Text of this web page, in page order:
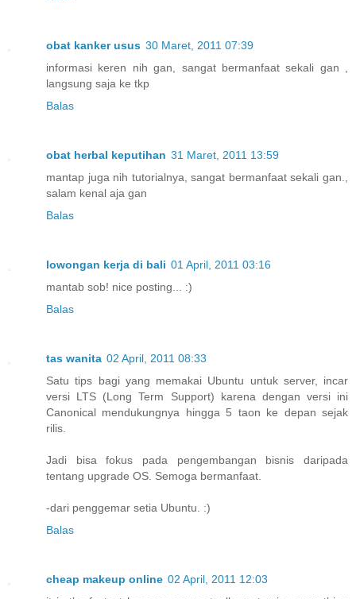
obat kanker usus 30 Maret, 2011 07:39
informasi keren nih gan, sangat bermanfaat sekali gan ,
langsung saja ke tkp
Balas
obat herbal keputihan 31 Maret, 2011 13:59
mantap juga nih tutorialnya, sangat bermanfaat sekali gan.,
salam kenal aja gan
Balas
lowongan kerja di bali 01 April, 2011 03:16
mantab sob! nice posting... :)
Balas
tas wanita 02 April, 2011 08:33
Satu tips bagi yang memakai Ubuntu untuk server, incar
versi LTS (Long Term Support) karena dengan versi ini
Canonical mendukungnya hingga 5 taon ke depan sejak
rilis.
Jadi bisa fokus pada pengembangan bisnis daripada
tentang upgrade OS. Semoga bermanfaat.
-dari penggemar setia Ubuntu. :)
Balas
cheap makeup online 02 April, 2011 12:03